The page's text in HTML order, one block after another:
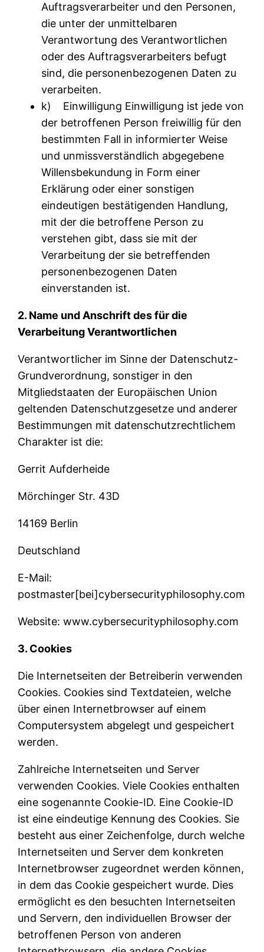
Auftragsverarbeiter und den Personen,
die unter der unmittelbaren
Verantwortung des Verantwortlichen
oder des Auftragsverarbeiters befugt
sind, die personenbezogenen Daten zu
verarbeiten.
k) Einwilligung Einwilligung ist jede von
der betroffenen Person freiwillig für den
bestimmten Fall in informierter Weise
und unmissverständlich abgegebene
Willensbekundung in Form einer
Erklärung oder einer sonstigen
eindeutigen bestätigenden Handlung,
mit der die betroffene Person zu
verstehen gibt, dass sie mit der
Verarbeitung der sie betreffenden
personenbezogenen Daten
einverstanden ist.
2. Name und Anschrift des für die
Verarbeitung Verantwortlichen
Verantwortlicher im Sinne der Datenschutz-
Grundverordnung, sonstiger in den
Mitgliedstaaten der Europäischen Union
geltenden Datenschutzgesetze und anderer
Bestimmungen mit datenschutzrechtlichem
Charakter ist die:
Gerrit Aufderheide
Mörchinger Str. 43D
14169 Berlin
Deutschland
E-Mail:
postmaster[bei]cybersecurityphilosophy.com
Website: www.cybersecurityphilosophy.com
3. Cookies
Die Internetseiten der Betreiberin verwenden
Cookies. Cookies sind Textdateien, welche
über einen Internetbrowser auf einem
Computersystem abgelegt und gespeichert
werden.
Zahlreiche Internetseiten und Server
verwenden Cookies. Viele Cookies enthalten
eine sogenannte Cookie-ID. Eine Cookie-ID
ist eine eindeutige Kennung des Cookies. Sie
besteht aus einer Zeichenfolge, durch welche
Internetseiten und Server dem konkreten
Internetbrowser zugeordnet werden können,
in dem das Cookie gespeichert wurde. Dies
ermöglicht es den besuchten Internetseiten
und Servern, den individuellen Browser der
betroffenen Person von anderen